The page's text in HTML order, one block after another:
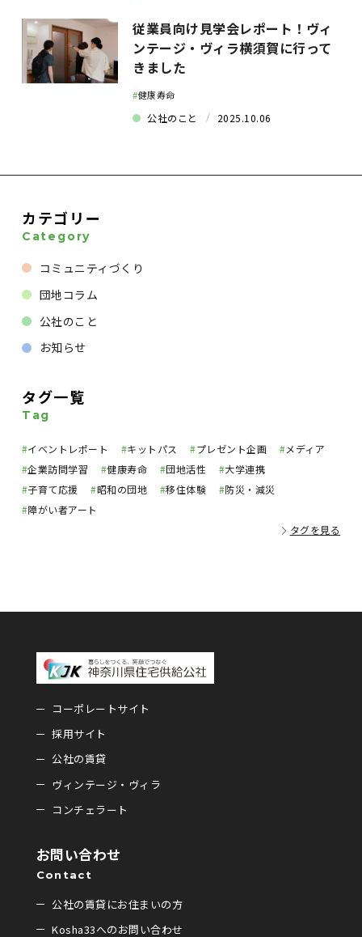
従業員向け見学会レポート！ヴィ
ンテージ・ヴィラ横須賀に行って
きました
#健康寿命
公社のこと 2025.10.06
カテゴリー
Category
コミュニティづくり
団地コラム
公社のこと
お知らせ
タグ一覧
Tag
#イベントレポート #キットパス #プレゼント企画 #メディア
#企業訪問学習 #健康寿命 #団地活性 #大学連携
#子育て応援 #昭和の団地 #移住体験 #防災・減災
#障がい者アート
タグを見る
コーポレートサイト
採用サイト
公社の賃貸
ヴィンテージ・ヴィラ
コンチェラート
お問い合わせ
Contact
公社の賃貸にお住まいの方
Kosha33へのお問い合わせ